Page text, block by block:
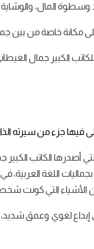
المال، والوشاية
مكانة خاصة من بين
الكبير جمال
فيها جزء من سيرته
اللغة العربية،
الأشياء التي كونت
إبداع لغوي وعمق